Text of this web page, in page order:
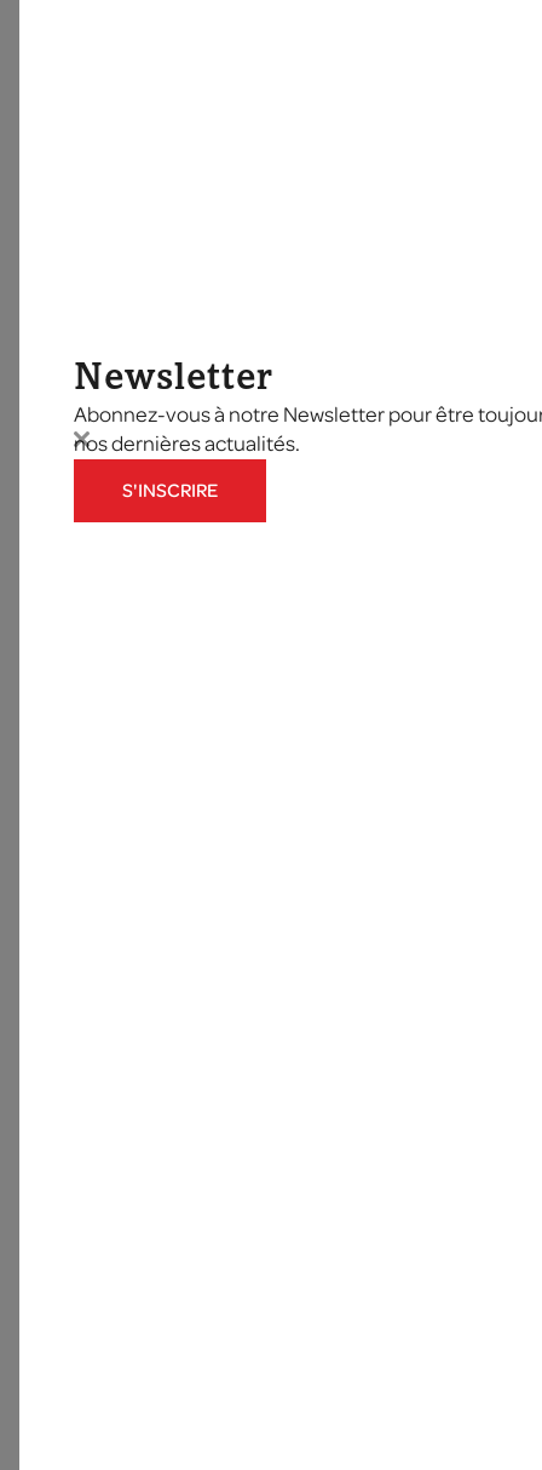
Newsletter
Abonnez-vous à notre Newsletter pour être
nos dernières actualités.
S'INSCRIRE